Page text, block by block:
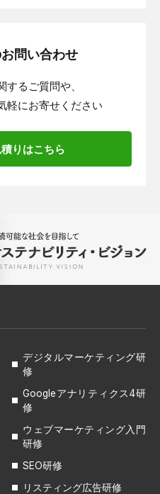
問い合わせ
るご質問や、
軽にお寄せください
りはこちら
デジタルマーケティング研
修
Googleアナリティクス4研
修
ウェブマーケティング入門
研修
SEO研修
リスティング広告研修